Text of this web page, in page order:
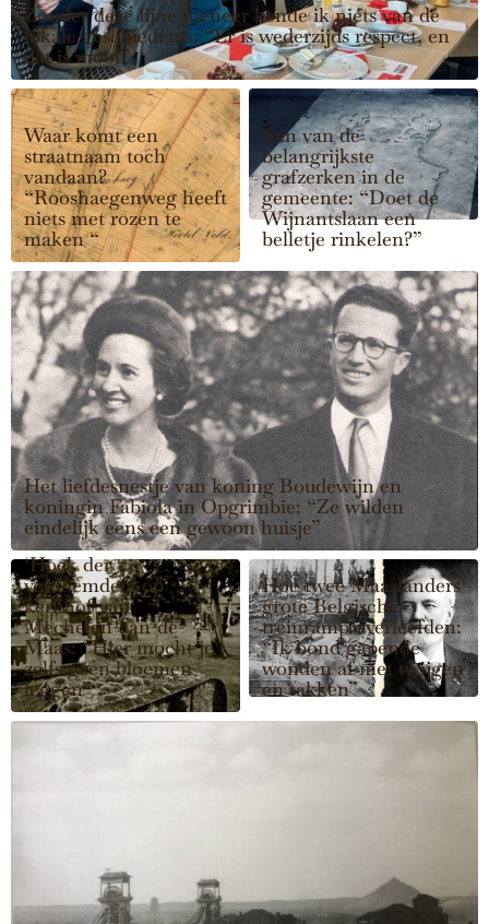
Zonder deze fijne meneer kende ik niéts van de
lokale geschiedenis: “Er is wederzijds respect, en
dat is mooi”
Waar komt een
straatnaam toch
vandaan?
“Rooshaegenweg heeft
niets met rozen te
maken “
Één van de
belangrijkste
grafzerken in de
gemeente: “Doet de
Wijnantslaan een
belletje rinkelen?”
Het liefdesnestje van koning Boudewijn en
koningin Fabiola in Opgrimbie: “Ze wilden
eindelijk eens een gewoon huisje”
‘Hoek der
verdoemden’ op
kerkhof van
Mechelen-aan-de-
Maas: “Hier mocht je
zelfs geen bloemen
leggen”
Hoe twee Maaslanders
grote Belgische
treinramp overleefden:
“Ik bond gapende
wonden af met twijgen
en takken”